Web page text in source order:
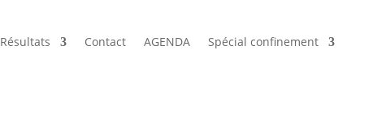
Résultats Contact AGENDA Spécial confinement